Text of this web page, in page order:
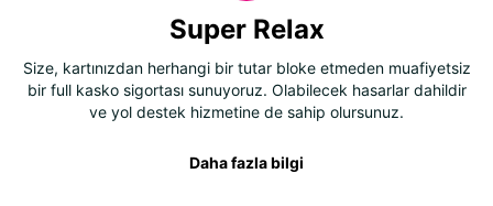
Super Relax
Size, kartınızdan herhangi bir tutar bloke etmeden muafiyetsiz
bir full kasko sigortası sunuyoruz. Olabilecek hasarlar dahildir
ve yol destek hizmetine de sahip olursunuz.
Daha fazla bilgi